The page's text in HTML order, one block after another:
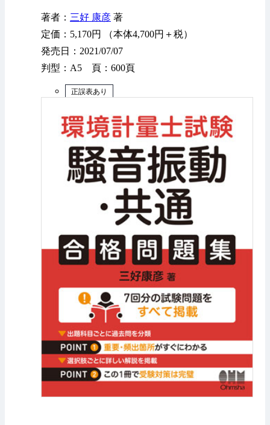
著者： 三好 康彦 著
定価：5,170円 （本体4,700円＋税）
発売日：2021/07/07
判型：A5 頁：600頁
正誤表あり